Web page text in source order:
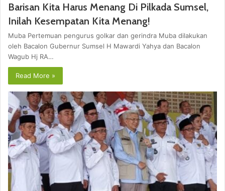
Barisan Kita Harus Menang Di Pilkada Sumsel,
Inilah Kesempatan Kita Menang!
Muba Pertemuan pengurus golkar dan gerindra Muba dilakukan
oleh Bacalon Gubernur Sumsel H Mawardi Yahya dan Bacalon
Wagub Hj RA…
Read More »